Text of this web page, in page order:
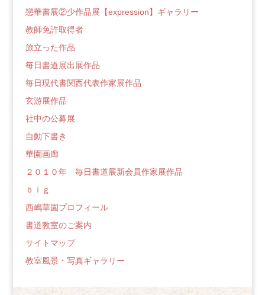
戀華書展②少作品展【expression】ギャラリー
教師免許取得者
旅立った作品
毎日書道展出展作品
毎日現代書関西代表作家展作品
玄游展作品
社中の公募展
自動下書き
華園画廊
２０１０年 毎日書道展新会員作家展作品
ｂｉｇ
西嶋華園プロフィール
書道教室のご案内
サイトマップ
教室風景・写真ギャラリー